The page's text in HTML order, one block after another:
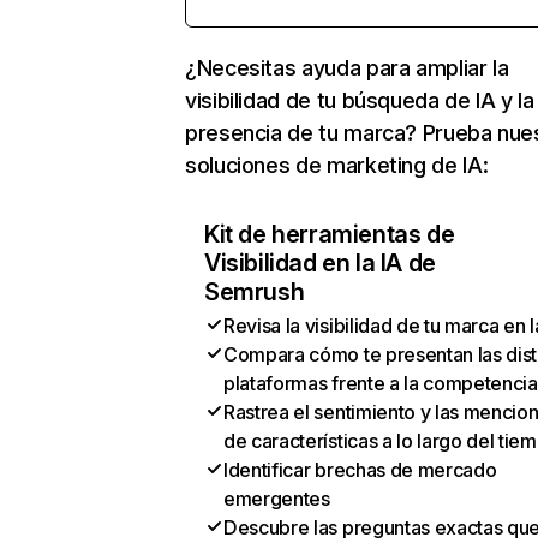
¿Necesitas ayuda para ampliar la
visibilidad de tu búsqueda de IA y la
presencia de tu marca? Prueba
soluciones de marketing de IA:
Kit de herramientas de
Visibilidad en la IA de
Semrush
Revisa la visibilidad de tu marca en
Compara cómo te presentan las
plataformas frente a la competencia
Rastrea el sentimiento y las
de características a lo largo del
Identificar brechas de mercado
emergentes
Descubre las preguntas exactas